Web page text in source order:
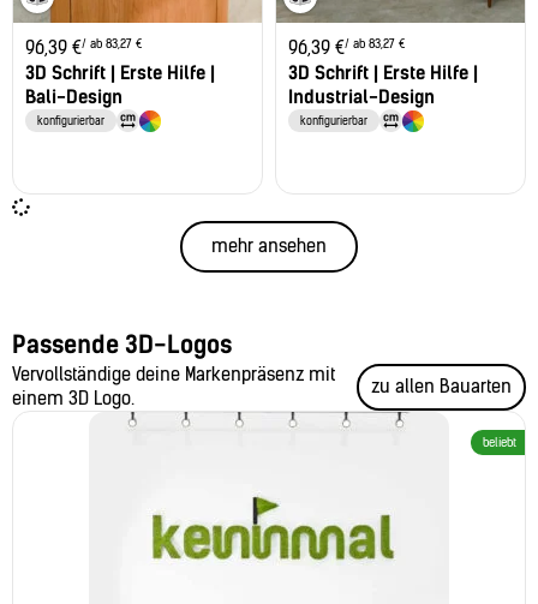
96,39 €/ ab 83,27 €
3D Schrift | Erste Hilfe |
Bali-Design
konfigurierbar
96,39 €/ ab 83,27 €
3D Schrift | Erste Hilfe |
Industrial-Design
konfigurierbar
mehr ansehen
Passende 3D-Logos
Vervollständige deine Markenpräsenz mit
einem 3D Logo.
zu allen Bauarten
beliebt